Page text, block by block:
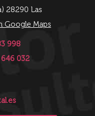
28290 Las
Google Maps
998
032